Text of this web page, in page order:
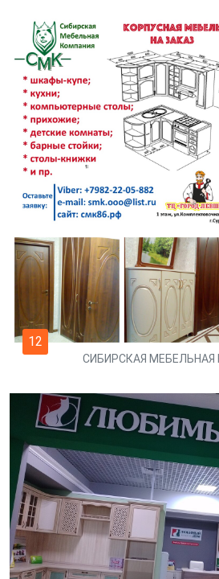
12
СИБИРСКАЯ МЕБЕЛЬНАЯ